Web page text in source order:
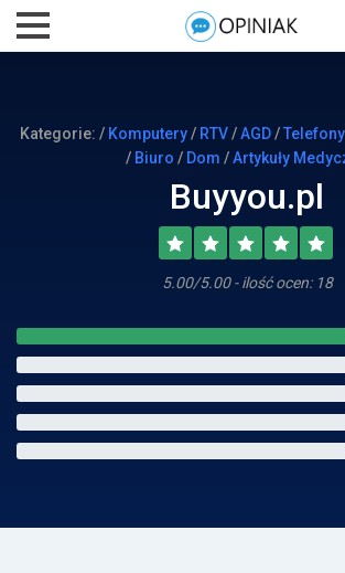
Kategorie: / Komputery/ RTV/AGD/Telefony
/ Biuro / Dom /Artykuły
Buyyou.pl
5.00/5.00 - ilość ocen: 18